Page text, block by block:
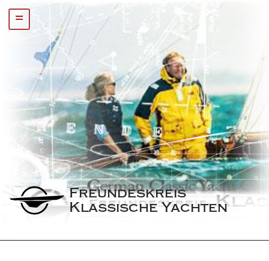
=
Freundeskreis
Klassische Yachten